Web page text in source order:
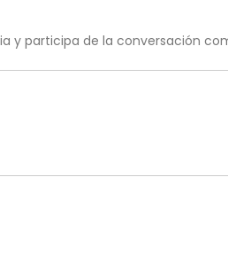
y participa de la conversación